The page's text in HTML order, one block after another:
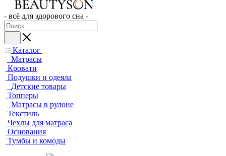
- всё для здорового сна -
Каталог
Матрасы
Кровати
Подушки и одеяла
Детские товары
Топперы
Матрасы в рулоне
Текстиль
Чехлы для матраса
Основания
Тумбы и комоды